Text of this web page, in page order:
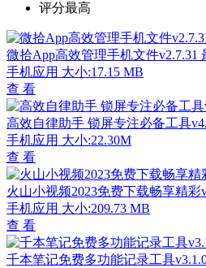
评分最高
微拾App高效管理手机文件v2.7.31
手机应用 大小:17.15 MB
查 看
高效自律助手 锁屏专注必备工具
手机应用 大小:22.30M
查 看
火山小视频2023免费下载畅享精彩
手机应用 大小:209.73 MB
查 看
千本笔记免费多功能记录工具